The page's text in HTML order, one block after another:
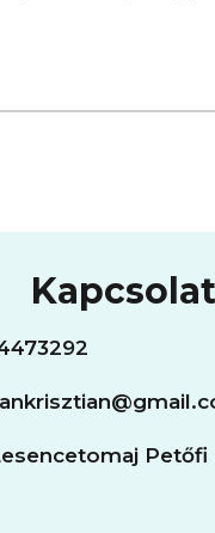
Kapcsolat
Petőfi